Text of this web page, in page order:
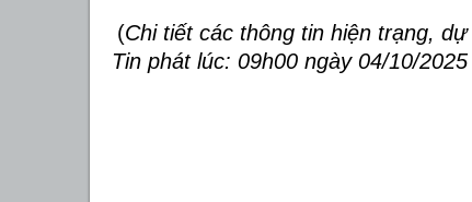
(Chi tiết các thông tin hiện trạng,
Tin phát lúc: 09h00 ngày 04/10/2025